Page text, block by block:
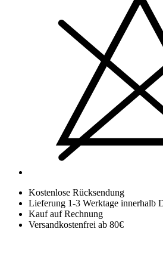
Kostenlose Rücksendung
Lieferung 1-3 Werktage innerhalb
Kauf auf Rechnung
Versandkostenfrei ab 80€